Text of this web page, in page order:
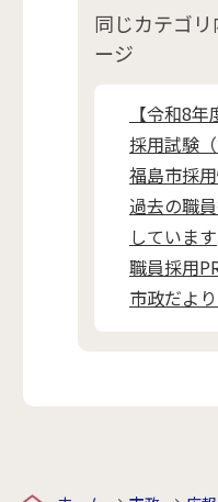
同じカテゴリ
ージ
【令和8
採用試験（
福島市採
過去の職
しています
職員採用
市政だよ